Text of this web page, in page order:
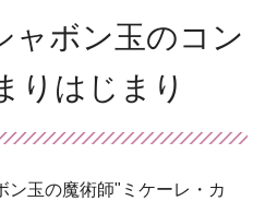
ャボン玉のコン
りはじまり
ン玉の魔術師"ミケーレ・カ